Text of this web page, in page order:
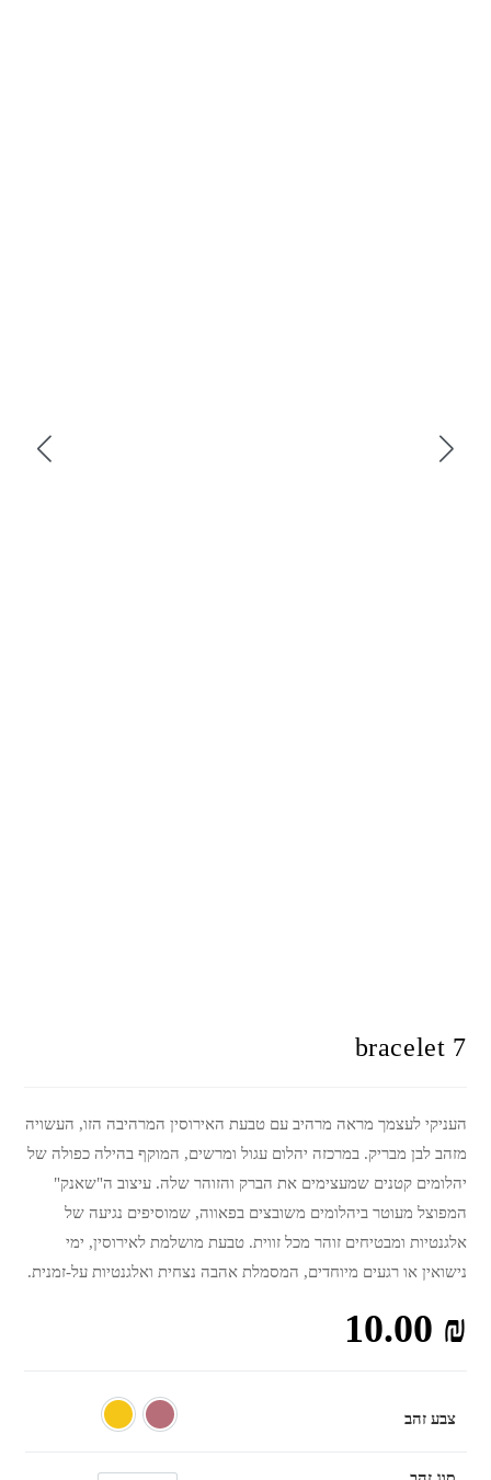
bracelet 7
העניקי לעצמך מראה מרהיב עם טבעת האירוסין המרהיבה הזו, העשויה
מזהב לבן מבריק. במרכזה יהלום עגול ומרשים, המוקף בהילה כפולה של
יהלומים קטנים שמעצימים את הברק והזוהר שלה. עיצוב ה"שאנק"
המפוצל מעוטר ביהלומים משובצים בפאווה, שמוסיפים נגיעה של
אלגנטיות ומבטיחים זוהר מכל זווית. טבעת מושלמת לאירוסין, ימי
נישואין או רגעים מיוחדים, המסמלת אהבה נצחית ואלגנטיות על-זמנית.
10.00 ₪
צבע זהב אדום צהוב